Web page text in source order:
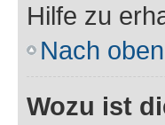
Hilfe zu
Nach oben
Wozu ist